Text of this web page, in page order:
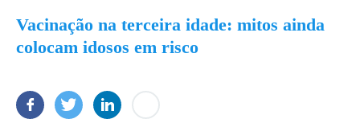
Vacinação na terceira idade: mitos ainda
colocam idosos em risco